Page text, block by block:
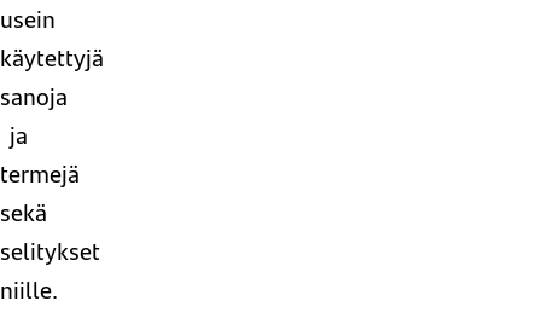
usein
käytettyjä
sanoja
ja
termejä
sekä
selitykset
niille.